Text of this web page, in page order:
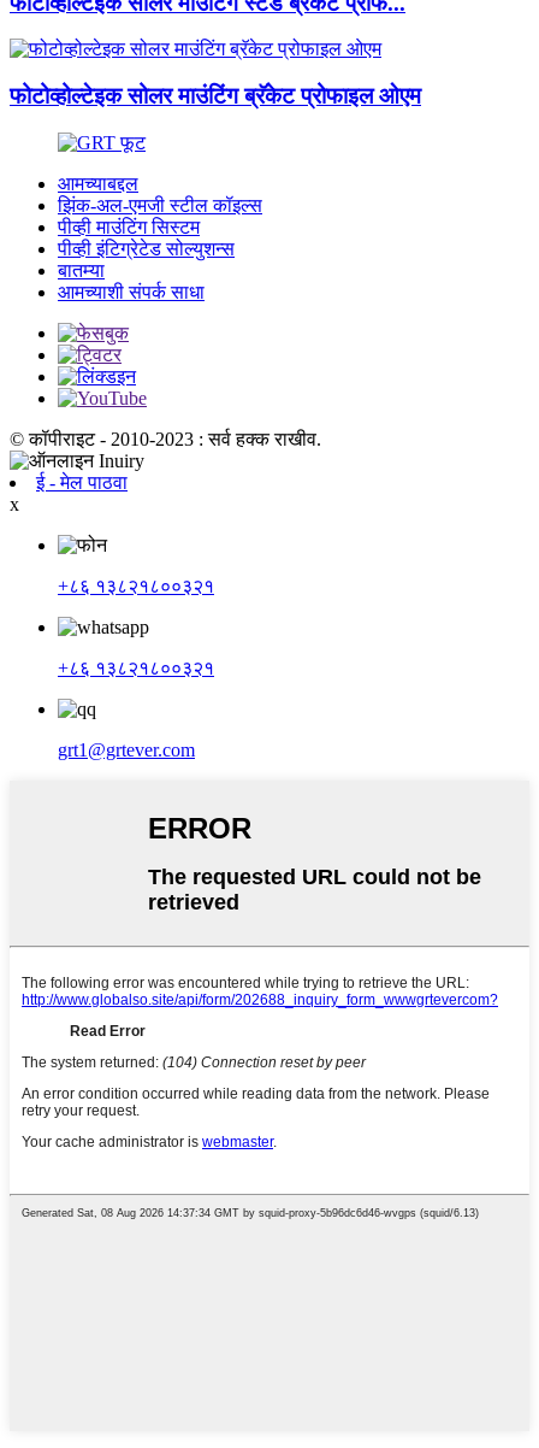
फोटोव्होल्टेइक सोलर माउंटिंग ब्रॅकेट प्रोफाइल ओएम
आमच्याबद्दल
झिंक-अल-एमजी स्टील कॉइल्स
पीव्ही माउंटिंग सिस्टम
पीव्ही इंटिग्रेटेड सोल्युशन्स
बातम्या
आमच्याशी संपर्क साधा
© कॉपीराइट - 2010-2023 : सर्व हक्क राखीव.
ई - मेल पाठवा
x
+८६ १३८२१८००३२१
+८६ १३८२१८००३२१
grt1@grtever.com